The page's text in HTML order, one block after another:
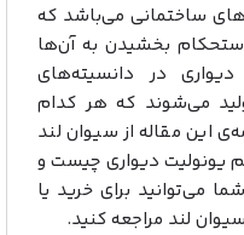
ساختمانی می‌باشد که
بخشیدن به آن‌ها
در دانسیته‌های
می‌شوند که هر کدام
این مقاله از سیوان لند
یونولیت دیواری چیست و
می‌توانید برای خرید یا
لند مراجعه کنید.